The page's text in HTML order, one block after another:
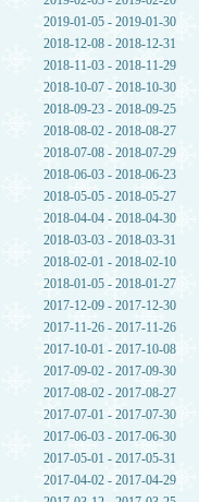
2019-01-05 - 2019-01-30
2018-12-08 - 2018-12-31
2018-11-03 - 2018-11-29
2018-10-07 - 2018-10-30
2018-09-23 - 2018-09-25
2018-08-02 - 2018-08-27
2018-07-08 - 2018-07-29
2018-06-03 - 2018-06-23
2018-05-05 - 2018-05-27
2018-04-04 - 2018-04-30
2018-03-03 - 2018-03-31
2018-02-01 - 2018-02-10
2018-01-05 - 2018-01-27
2017-12-09 - 2017-12-30
2017-11-26 - 2017-11-26
2017-10-01 - 2017-10-08
2017-09-02 - 2017-09-30
2017-08-02 - 2017-08-27
2017-07-01 - 2017-07-30
2017-06-03 - 2017-06-30
2017-05-01 - 2017-05-31
2017-04-02 - 2017-04-29